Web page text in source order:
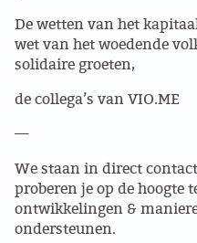
BLUESKY
ENGLISH
PRINCIPLES
BECOME A MEMBER
De wetten van het
wet van het woedende
solidaire groeten,
de collega’s van VIO.ME
—
We staan in direct
proberen je op de hoogte
ontwikkelingen &
ondersteunen.